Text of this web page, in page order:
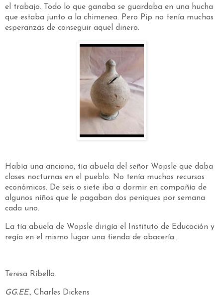
el trabajo. Todo lo que ganaba se guardaba en una hucha
que estaba junto a la chimenea. Pero Pip no tenía muchas
esperanzas de conseguir aquel dinero.
Había una anciana, tía abuela del señor Wopsle que daba
clases nocturnas en el pueblo. No tenía muchos recursos
económicos. De seis o siete iba a dormir en compañía de
algunos niños que le pagaban dos peniques por semana
cada uno.
La tía abuela de Wopsle dirigía el Instituto de Educación y
regía en el mismo lugar una tienda de abacería...
Teresa Ribello.
GG.EE., Charles Dickens